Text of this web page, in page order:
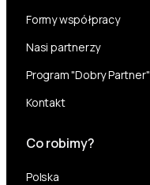
Formy współpracy
Nasi partnerzy
Program "Dobry Partner"
Kontakt
Co robimy?
Polska